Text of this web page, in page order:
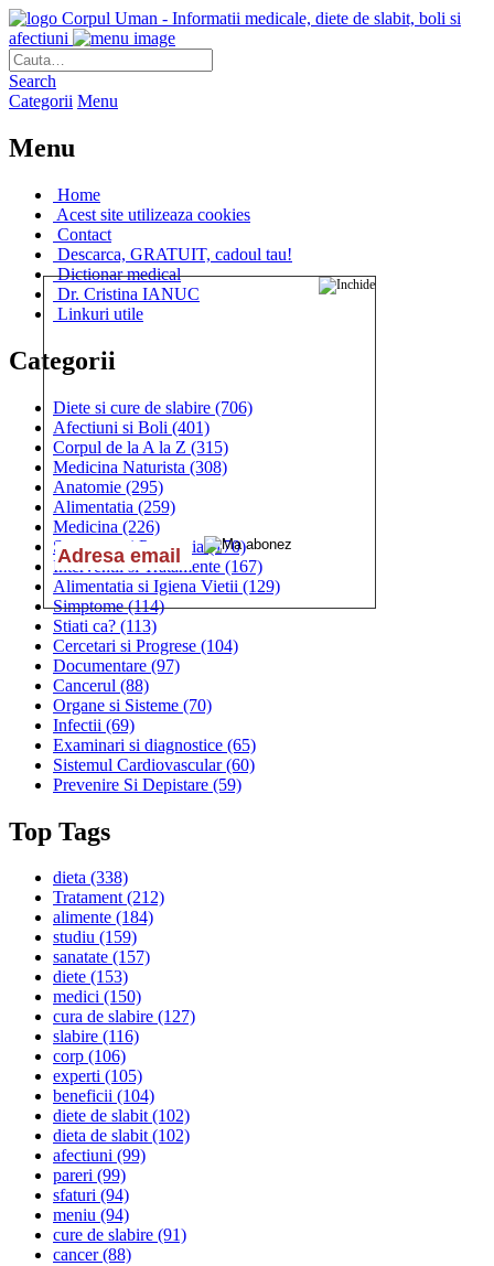
Corpul Uman - Informatii medicale, diete de slabit, boli si
afectiuni
Search
Categorii Menu
Menu
Home
Acest site utilizeaza cookies
Contact
Descarca, GRATUIT, cadoul tau!
Dictionar medical
Dr. Cristina IANUC
Linkuri utile
Categorii
Diete si cure de slabire (706)
Afectiuni si Boli (401)
Corpul de la A la Z (315)
Medicina Naturista (308)
Anatomie (295)
Alimentatia (259)
Medicina (226)
Sanatatea si Preventia(170)
Interventii si Tratamente (167)
Alimentatia si Igiena Vietii (129)
Simptome(114)
Stiati ca? (113)
Cercetari si Progrese (104)
Documentare (97)
Cancerul (88)
Organe si Sisteme (70)
Infectii (69)
Examinari si diagnostice (65)
Sistemul Cardiovascular(60)
Prevenire Si Depistare (59)
Top Tags
dieta (338)
Tratament(212)
alimente (184)
studiu (159)
sanatate (157)
diete (153)
medici (150)
cura de slabire (127)
slabire (116)
corp (106)
experti (105)
beneficii (104)
diete de slabit(102)
dieta de slabit(102)
afectiuni (99)
pareri (99)
sfaturi (94)
meniu (94)
cure de slabire (91)
cancer(88)